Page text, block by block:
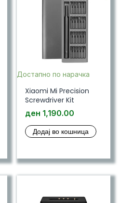
Достапно по нарачка
Xiaomi Mi Precision
Screwdriver Kit
ден 1,190.00
Додај во кошница